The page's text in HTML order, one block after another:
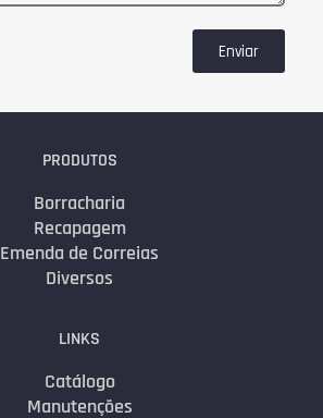
Enviar
PRODUTOS
Borracharia
Recapagem
Emenda de Correias
Diversos
LINKS
Catálogo
Manutenções